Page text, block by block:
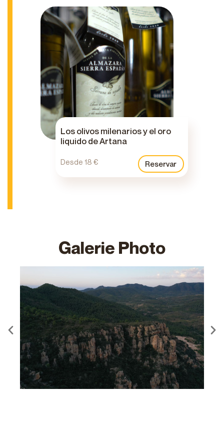
Los olivos milenarios y el oro
liquido de Artana
Desde 18 € Reservar
Galerie Photo